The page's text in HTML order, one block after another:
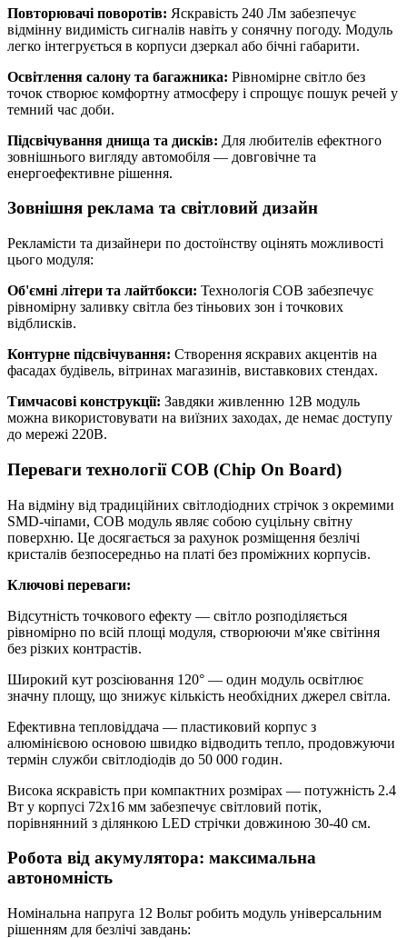
Повторювачі поворотів: Яскравість 240 Лм забезпечує
відмінну видимість сигналів навіть у сонячну погоду. Модуль
легко інтегрується в корпуси дзеркал або бічні габарити.
Освітлення салону та багажника: Рівномірне світло без
точок створює комфортну атмосферу і спрощує пошук речей у
темний час доби.
Підсвічування днища та дисків: Для любителів ефектного
зовнішнього вигляду автомобіля — довговічне та
енергоефективне рішення.
Зовнішня реклама та світловий дизайн
Рекламісти та дизайнери по достоїнству оцінять можливості
цього модуля:
Об'ємні літери та лайтбокси: Технологія COB забезпечує
рівномірну заливку світла без тіньових зон і точкових
відблисків.
Контурне підсвічування: Створення яскравих акцентів на
фасадах будівель, вітринах магазинів, виставкових стендах.
Тимчасові конструкції: Завдяки живленню 12В модуль
можна використовувати на виїзних заходах, де немає доступу
до мережі 220В.
Переваги технології COB (Chip On Board)
На відміну від традиційних світлодіодних стрічок з окремими
SMD-чіпами, COB модуль являє собою суцільну світну
поверхню. Це досягається за рахунок розміщення безлічі
кристалів безпосередньо на платі без проміжних корпусів.
Ключові переваги:
Відсутність точкового ефекту — світло розподіляється
рівномірно по всій площі модуля, створюючи м'яке світіння
без різких контрастів.
Широкий кут розсіювання 120° — один модуль освітлює
значну площу, що знижує кількість необхідних джерел світла.
Ефективна тепловіддача — пластиковий корпус з
алюмінієвою основою швидко відводить тепло, продовжуючи
термін служби світлодіодів до 50 000 годин.
Висока яскравість при компактних розмірах — потужність 2.4
Вт у корпусі 72х16 мм забезпечує світловий потік,
порівнянний з ділянкою LED стрічки довжиною 30-40 см.
Робота від акумулятора: максимальна
автономність
Номінальна напруга 12 Вольт робить модуль універсальним
рішенням для безлічі завдань: